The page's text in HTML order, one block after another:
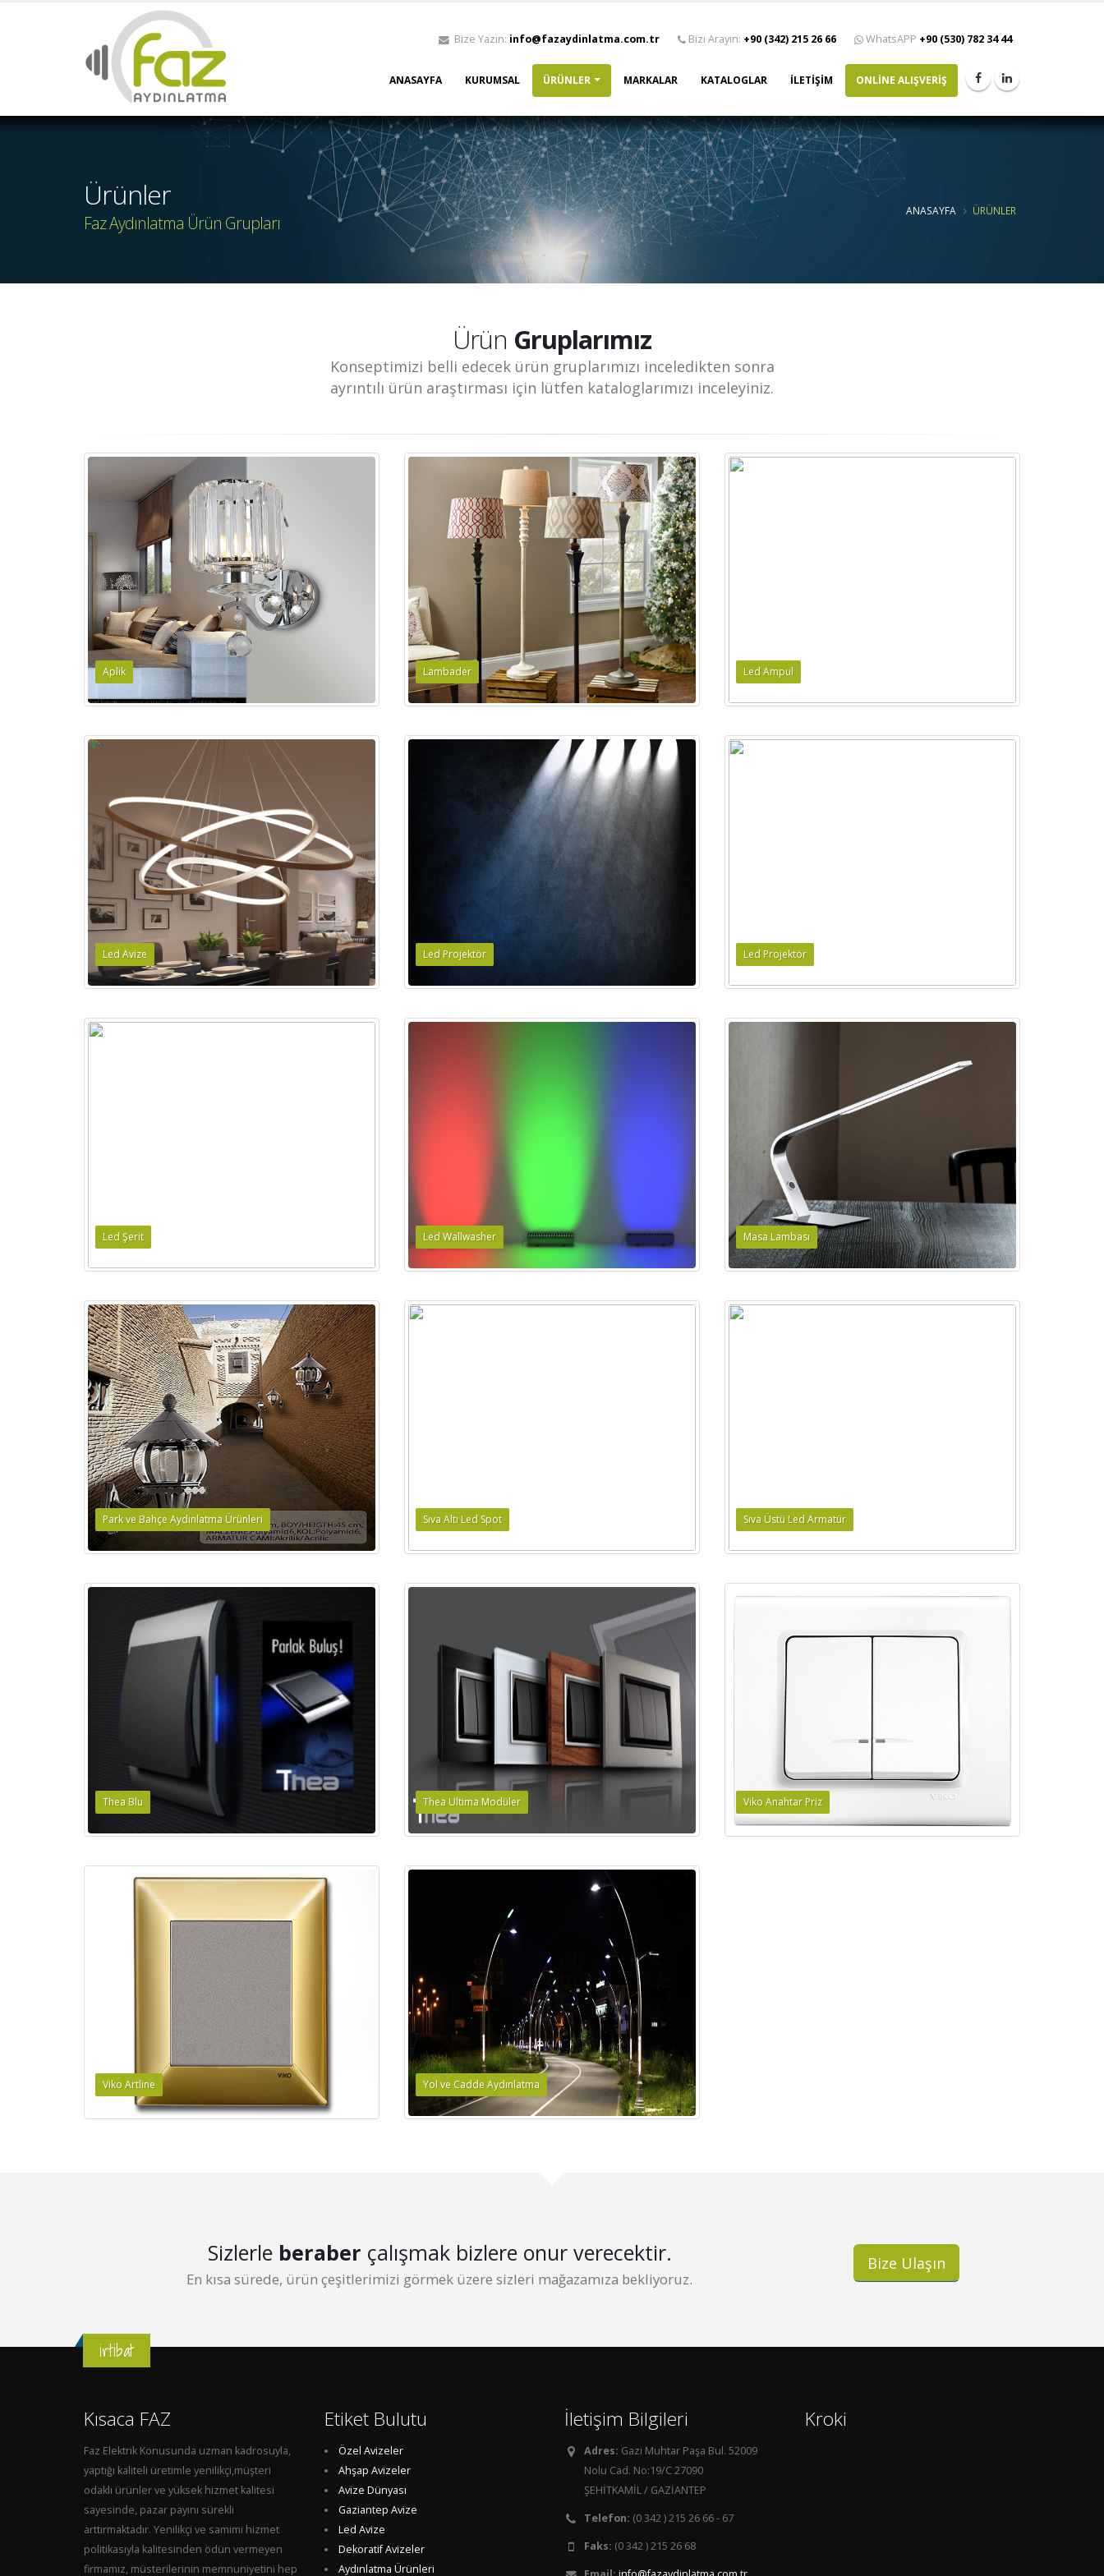
Bize Yazın: info@fazaydinlatma.com.tr Bizi Arayın: +90 (342) 215 26 66 WhatsAPP +90 (530) 782 34 44
ANASAYFA KURUMSAL ÜRÜNLER MARKALAR KATALOGLAR İLETİŞİM ONLİNE ALIŞVERİŞ
Ürünler
Faz Aydınlatma Ürün Grupları
ANASAYFA ÜRÜNLER
Ürün Gruplarımız
Konseptimizi belli edecek ürün gruplarımızı inceledikten sonra
ayrıntılı ürün araştırması için lütfen kataloglarımızı inceleyiniz.
Aplik Lambader Led Ampul
Led Avize Led Projektör Led Projektör
Led Şerit Led Wallwasher Masa Lambası
Park ve Bahçe Aydınlatma Ürünleri Sıva Altı Led Spot Sıva Üstü Led Armatür
Thea Blu Thea Ultima Modüler Viko Anahtar Priz
Viko Artline Yol ve Cadde Aydınlatma
Sizlerle beraber çalışmak bizlere onur verecektir.
En kısa sürede, ürün çeşitlerimizi görmek üzere sizleri mağazamıza bekliyoruz.
Bize Ulaşın
irtibat
Kısaca FAZ
Faz Elektrik Konusunda uzman kadrosuyla,
yaptığı kaliteli üretimle yenilikçi,müşteri
odaklı ürünler ve yüksek hizmet kalitesi
sayesinde, pazar payını sürekli
arttırmaktadır. Yenilikçi ve samimi hizmet
politikasıyla kalitesinden ödün vermeyen
firmamız, müsterilerinin memnuniyetini hep
Etiket Bulutu
Özel Avizeler
Ahşap Avizeler
Avize Dünyası
Gaziantep Avize
Led Avize
Dekoratif Avizeler
Aydınlatma Ürünleri
İletişim Bilgileri
Adres: Gazi Muhtar Paşa Bul. 52009
Nolu Cad. No:19/C 27090
ŞEHİTKAMİL / GAZİANTEP
Telefon: (0 342 ) 215 26 66 - 67
Faks: (0 342 ) 215 26 68
Kroki